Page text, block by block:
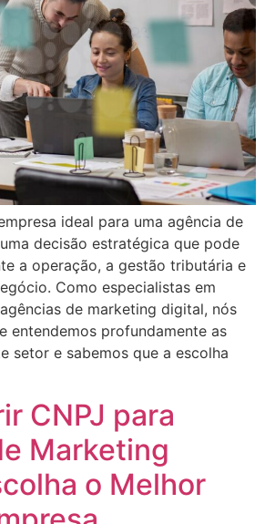
ideal para uma agência de
decisão estratégica que pode
a operação, a gestão tributária e
Como especialistas em
de marketing digital, nós
entendemos profundamente as
setor e sabemos que a escolha
CNPJ para
Marketing
o Melhor